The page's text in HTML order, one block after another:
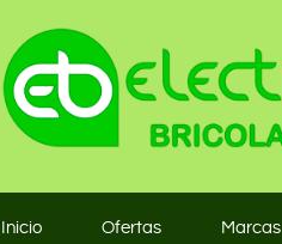
Inicio Ofertas Marcas